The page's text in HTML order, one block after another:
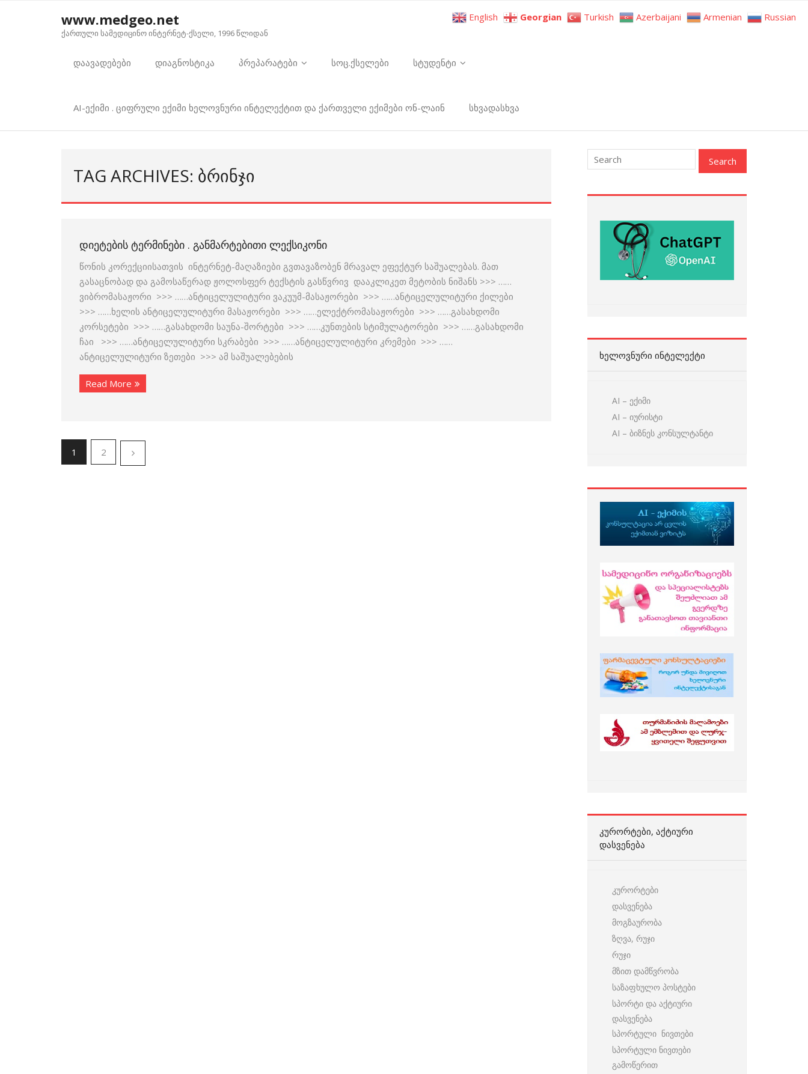
www.medgeo.net
ქართული სამედიცინო ინტერნეტ-ქსელი, 1996 წლიდან
დაავადებები დიაგნოსტიკა პრეპარატები სოც.ქსელები სტუდენტი
AI-ექიმი . ციფრული ექიმი ხელოვნური ინტელექტით და ქართველი ექიმები ონ-ლაინ სხვადასხვა
TAG ARCHIVES: ᲑᲠᲘᲜᲯᲘ
ᲓᲘᲔᲢᲔᲑᲘᲡ ᲢᲔᲠᲛᲘᲜᲔᲑᲘ . ᲒᲐᲜᲛᲐᲠᲢᲔᲑᲘᲗᲘ ᲚᲔᲥᲡᲘᲙᲝᲜᲘ
წონის კორექციისათვის ინტერნეტ-მაღაზიები გვთავაზობენ მრავალ ეფექტურ საშუალებას. მათ
გასაცნობად და გამოსაწერად ჟოლოსფერ ტექსტის გასწვრივ დააკლიკეთ მეტობის ნიშანს >>> ……
ვიბრომასაჟორი >>> ……ანტიცელულიტური ვაკუუმ-მასაჟორები >>> ……ანტიცელულიტური ქილები
>>> ……ხელის ანტიცელულიტური მასაჟორები >>> ……ელექტრომასაჟორები >>> ……გასახდომი
კორსეტები >>> ……გასახდომი საუნა-შორტები >>> ……კუნთების სტიმულატორები >>> ……გასახდომი
ჩაი >>> ……ანტიცელულიტური სკრაბები >>> ……ანტიცელულიტური კრემები >>> ……
ანტიცელულიტური ზეთები >>> ამ საშუალებების
Read More
1 2
ᲮᲔᲚᲝᲕᲜᲣᲠᲘ ᲘᲜᲢᲔᲚᲔᲥᲢᲘ
AI – ექიმი
AI – იურისტი
AI – ბიზნეს კონსულტანტი
ᲙᲣᲠᲝᲠᲢᲔᲑᲘ, ᲐᲥᲢᲘᲣᲠᲘ
ᲓᲐᲡᲕᲔᲜᲔᲑᲐ
კურორტები
დასვენება
მოგზაურობა
ზღვა, რუჯი
რუჯი
მზით დამწვრობა
საზაფხულო პოსტები
სპორტი და აქტიური
დასვენება
სპორტული ნივთები
სპორტული ნივთები
გამოწერით
English Georgian Turkish Azerbaijani Armenian Russian